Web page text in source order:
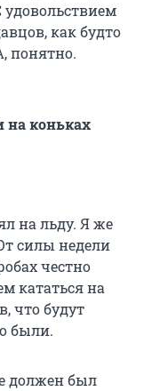
как будто
понятно.
на коньках
на льду. Я же
силы недели
честно
кататься на
что будут
были.
должен был